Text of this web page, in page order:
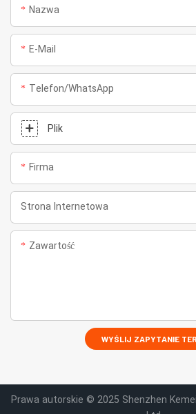
Nazwa
E-Mail
Telefon/WhatsApp
Plik
Firma
Strona Internetowa
Zawartość
WYŚLIJ ZAPYTANIE
Prawa autorskie © 2025 Shenzhen